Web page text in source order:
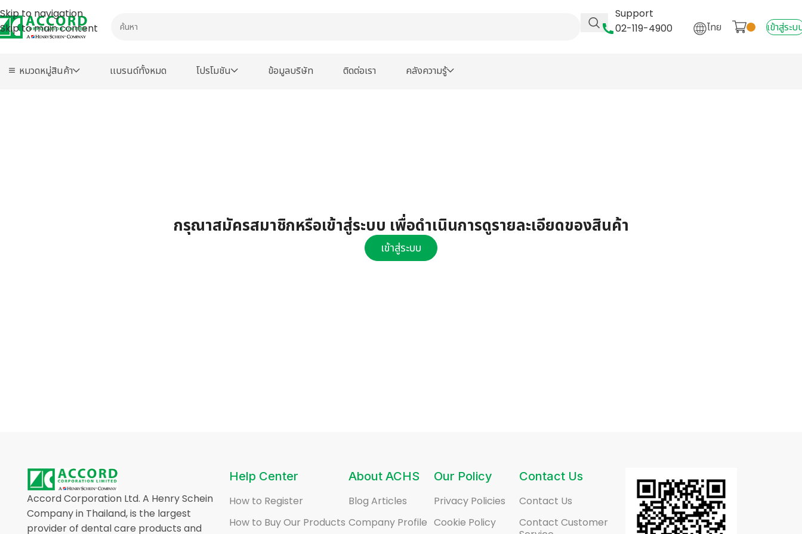
Skip to navigation
Skip to main content
Support
02-119-4900
ไทย เข้าสู่ระบ
หมวดหมู่สินค้า เเบรนด์ทั้งหมด โปรโมชัน ข้อมูลบริษัท ติดต่อเรา คลังความรู้
กรุณาสมัครสมาชิกหรือเข้าสู่ระบบ เพื่อดำเนินการดูรายละเอียดของสินค้า
เข้าสู่ระบบ
Accord Corporation Ltd. A Henry Schein
Company in Thailand, is the largest
provider of dental care products and
Help Center
How to Register
How to Buy Our Products
About ACHS
Blog Articles
Company Profile
Our Policy
Privacy Policies
Cookie Policy
Contact Us
Contact Us
Contact Customer